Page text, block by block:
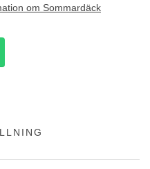
om Sommardäck